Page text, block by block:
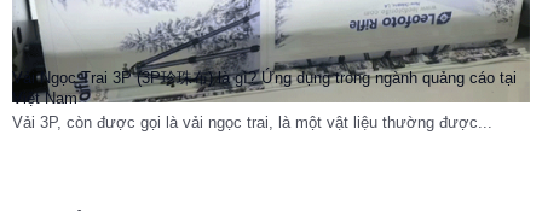
Vải Ngọc Trai 3P (3P珍珠布) là gì? Ứng dụng trong ngành quảng cáo tại
Việt Nam
Vải 3P, còn được gọi là vải ngọc trai, là một vật liệu thường được...